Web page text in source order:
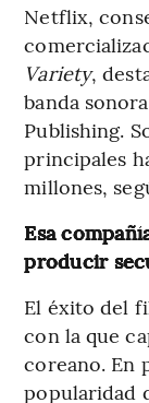
Netflix,
Variety,
banda
Publishing.
principales
millones,
Esa
producir
El éxito del
con la que
coreano. En
popularidad